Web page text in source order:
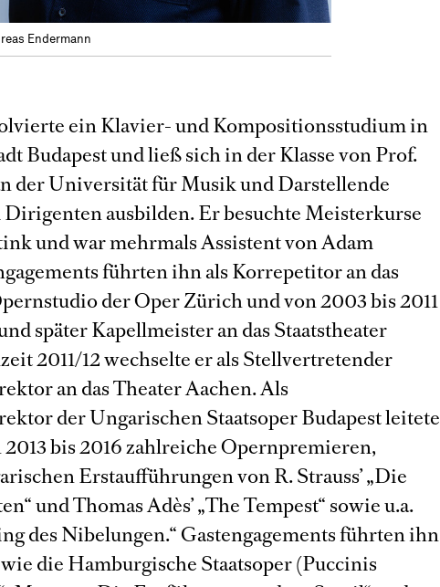
Endermann
ein Klavier- und Kompositionsstudium in
Budapest und ließ sich in der Klasse von Prof.
der Universität für Musik und Darstellende
ausbilden. Er besuchte Meisterkurse
und war mehrmals Assistent von Adam
führten ihn als Korrepetitor an das
der Oper Zürich und von 2003 bis 2011
später Kapellmeister an das Staatstheater
2011/12 wechselte er als Stellvertretender
an das Theater Aachen. Als
der Ungarischen Staatsoper Budapest leitete
2013 bis 2016 zahlreiche Opernpremieren,
Erstaufführungen von R. Strauss’ „Die
und Thomas Adès’ „The Tempest“ sowie u.a.
des Nibelungen.“ Gastengagements führten ihn
die Hamburgische Staatsoper (Puccinis